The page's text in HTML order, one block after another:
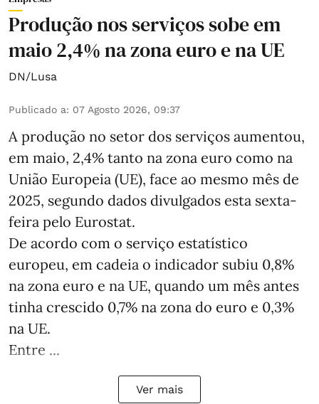
Produção nos serviços sobe em
maio 2,4% na zona euro e na UE
DN/Lusa
Publicado a: 07 Agosto 2026, 09:37
A produção no setor dos serviços aumentou,
em maio, 2,4% tanto na zona euro como na
União Europeia (UE), face ao mesmo mês de
2025, segundo dados divulgados esta sexta-
feira pelo Eurostat.
De acordo com o serviço estatístico
europeu, em cadeia o indicador subiu 0,8%
na zona euro e na UE, quando um mês antes
tinha crescido 0,7% na zona do euro e 0,3%
na UE.
Entre ...
Ver mais